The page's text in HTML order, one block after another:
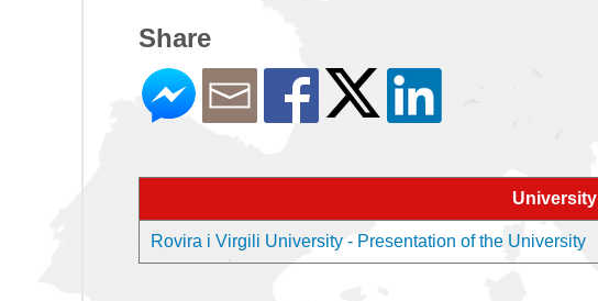
Share
University
Rovira i Virgili University - Presentation of the University